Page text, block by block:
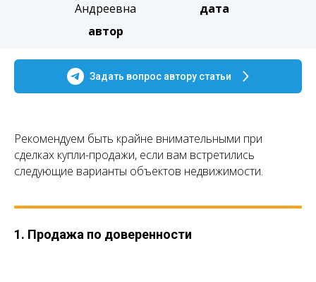
дата
Андреевна
автор
Задать вопрос автору статьи
Рекомендуем быть крайне внимательными при
сделках купли-продажи, если вам встретились
следующие варианты объектов недвижимости.
1. Продажа по доверенности